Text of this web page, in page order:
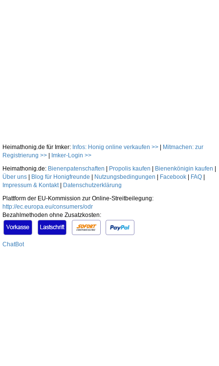
Heimathonig.de für Imker: Infos: Honig online verkaufen >>
Mitmachen: zur
Registrierung >>
Imker-Login >>
Heimathonig.de: Bienenpatenschaften Propolis kaufen Bienenkönigin kaufen
Über uns
Blog für Honigfreunde Nutzungsbedingungen Facebook FAQ
Impressum & Kontakt|
Datenschutzerklärung
Plattform der EU-Kommission zur Online-Streitbeilegung:
http://ec.europa.eu/consumers/odr
Bezahlmethoden ohne Zusatzkosten:
ChatBot